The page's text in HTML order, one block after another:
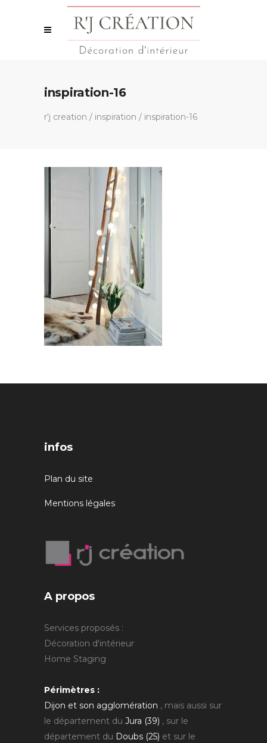
inspiration-16
r'j creation / inspiration / inspiration-16
infos
Plan du site
Mentions légales
A propos
Services proposés :
Décoration d'intérieur
Home Staging
Périmètres :
Dijon et son agglomération , mais aussi sur
le département du Jura (39) , sur le
département du Doubs (25) et sur le